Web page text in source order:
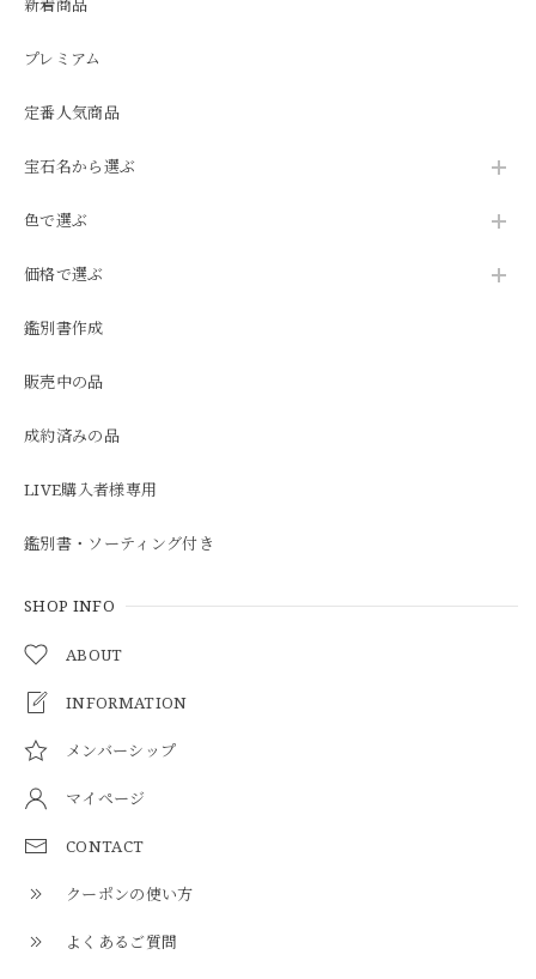
新着商品
プレミアム
定番人気商品
宝石名から選ぶ
色で選ぶ
価格で選ぶ
鑑別書作成
販売中の品
成約済みの品
LIVE購入者様専用
鑑別書・ソーティング付き
SHOP INFO
ABOUT
INFORMATION
メンバーシップ
マイページ
CONTACT
クーポンの使い方
よくあるご質問